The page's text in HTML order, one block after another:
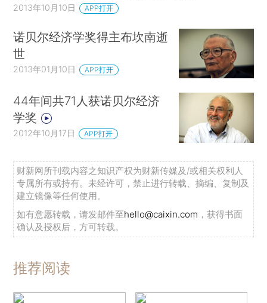
2013年10月10日 APP打开
诺贝尔经济学奖得主布坎南逝
世
2013年01月10日 APP打开
44年间共71人获诺贝尔经济
学奖
2012年10月17日 APP打开
财新网所刊载内容之知识产权为财新传媒及/或相关权利人
专属所有或持有。未经许可，禁止进行转载、摘编、复制及
建立镜像等任何使用。
如有意愿转载，请发邮件至hello@caixin.com ，获得书面
确认及授权后，方可转载。
推荐阅读